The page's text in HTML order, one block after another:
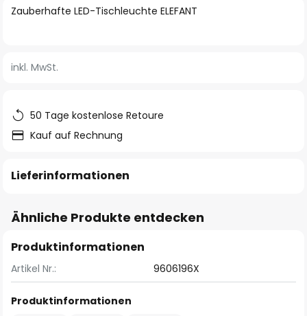
Zum
springen
Zauberhafte LED-Tischleuchte ELEFANT
inkl. MwSt.
50 Tage kostenlose Retoure
Kauf auf Rechnung
Lieferinformationen
Ähnliche Produkte entdecken
Produktinformationen
Artikel Nr.: 9606196X
Produktinformationen